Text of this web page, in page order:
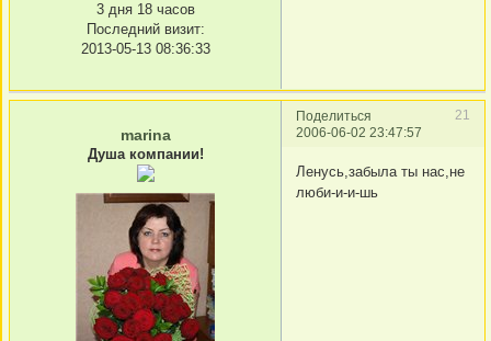
3 дня 18 часов
Последний визит:
2013-05-13 08:36:33
Поделиться
21
2006-06-02 23:47:57
marina
Душа компании!
Ленусь,забыла ты нас,не
люби-и-и-шь